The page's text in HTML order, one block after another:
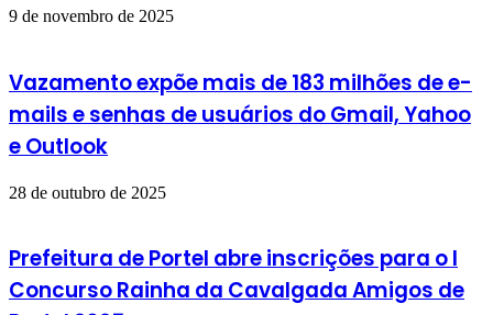
9 de novembro de 2025
Vazamento expõe mais de 183 milhões de e-
mails e senhas de usuários do Gmail, Yahoo
e Outlook
28 de outubro de 2025
Prefeitura de Portel abre inscrições para o I
Concurso Rainha da Cavalgada Amigos de